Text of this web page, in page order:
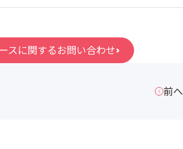
スに関するお問い合わせ
前へ